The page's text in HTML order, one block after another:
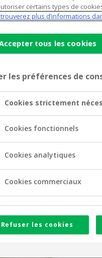
ont assisté à
Découvrez le
met
à Bruxelles à
la pertinence du
est un moment
réelle et de la
certains types de
plus d’informations
tous les cookies
les préférences de
Cookies strictement
Cookies fonctionnels
Cookies analytiques
Cookies commerciaux
Refuser les cookies